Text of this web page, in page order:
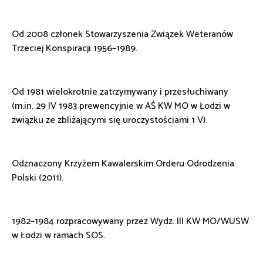
Od 2008 członek Stowarzyszenia Związek Weteranów
Trzeciej Konspiracji 1956–1989.
Od 1981 wielokrotnie zatrzymywany i przesłuchiwany
(m.in. 29 IV 1983 prewencyjnie w AŚ KW MO w Łodzi w
związku ze zbliżającymi się uroczystościami 1 V).
Odznaczony Krzyżem Kawalerskim Orderu Odrodzenia
Polski (2011).
1982–1984 rozpracowywany przez Wydz. III KW MO/WUSW
w Łodzi w ramach SOS.